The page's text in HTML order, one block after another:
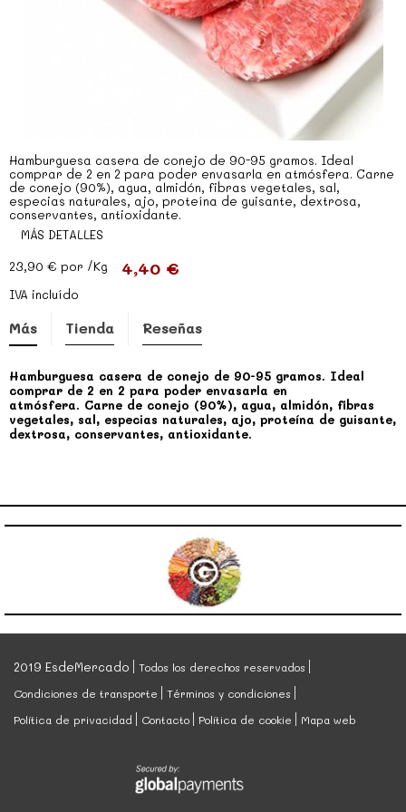
Hamburguesa casera de conejo de 90-95 gramos. Ideal
comprar de 2 en 2 para poder envasarla en atmósfera. Carne
de conejo (90%), agua, almidón, fibras vegetales, sal,
especias naturales, ajo, proteína de guisante, dextrosa,
conservantes, antioxidante.
MÁS DETALLES
23,90 € por /Kg 4,40 €
IVA incluído
Más Tienda Reseñas
Hamburguesa casera de conejo de 90-95 gramos. Ideal
comprar de 2 en 2 para poder envasarla en
atmósfera. Carne de conejo (90%), agua, almidón, fibras
vegetales, sal, especias naturales, ajo, proteína de guisante,
dextrosa, conservantes, antioxidante.
2019 EsdeMercado
Todos los derechos reservados
Condiciones de transporte
Términos y condiciones
Política de privacidad
Contacto Política de cookie Mapa web